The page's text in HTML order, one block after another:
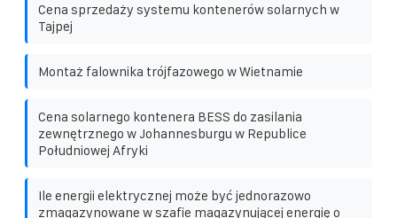
Cena sprzedaży systemu kontenerów solarnych w
Tajpej
Montaż falownika trójfazowego w Wietnamie
Cena solarnego kontenera BESS do zasilania
zewnętrznego w Johannesburgu w Republice
Południowej Afryki
Ile energii elektrycznej może być jednorazowo
zmagazynowane w szafie magazynującej energię o